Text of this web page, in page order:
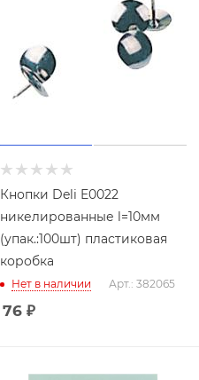
Кнопки Deli E0022
никелированные l=10мм
(упак.:100шт) пластиковая
коробка
Нет в наличии Арт.: 382065
76 ₽